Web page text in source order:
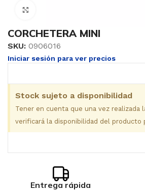
CORCHETERA MINI
SKU: 0906016
Iniciar sesión para ver precios
Stock sujeto a disponibilidad
Tener en cuenta que una vez realizada
verificará la disponibilidad del producto
Entrega rápida